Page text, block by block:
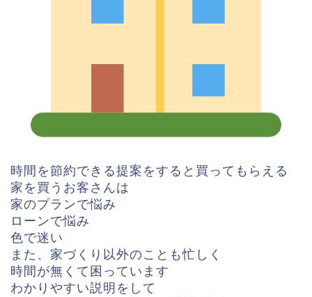
時間を節約できる提案をすると買ってもらえる
家を買うお客さんは
家のプランで悩み
ローンで悩み
色で迷い
また、家づくり以外のことも忙しく
時間が無くて困っています
わかりやすい説明をして